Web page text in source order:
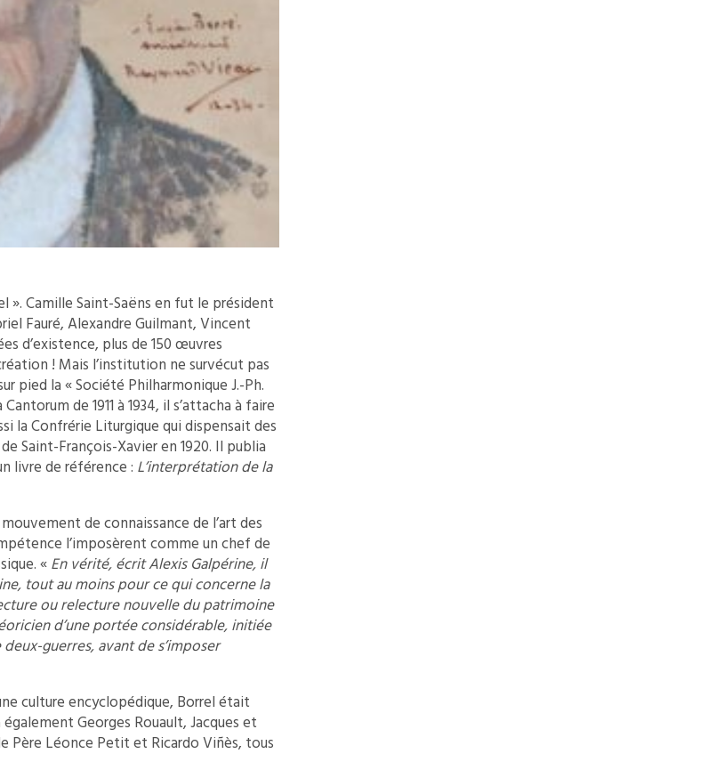
». Camille Saint-Saëns en fut le président
Fauré, Alexandre Guilmant, Vincent
d’existence, plus de 150 œuvres
! Mais l’institution ne survécut pas
pied la « Société Philharmonique J.-Ph.
de 1911 à 1934, il s’attacha à faire
la Confrérie Liturgique qui dispensait des
Saint-François-Xavier en 1920. Il publia
livre de référence : L’interprétation de la
de connaissance de l’art des
l’imposèrent comme un chef de
«En vérité, écrit Alexis Galpérine, il
tout au moins pour ce qui concerne la
ou relecture nouvelle du patrimoine
d’une portée considérable, initiée
guerres, avant de s’imposer
culture encyclopédique, Borrel était
Georges Rouault, Jacques et
Père Léonce Petit et Ricardo Viñès, tous